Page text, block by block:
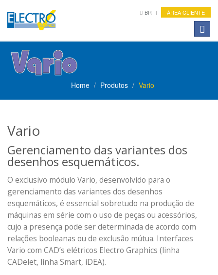
BR ÁREA CLIENTE
Home Produtos Vario
Vario
Gerenciamento das variantes dos
desenhos esquemáticos.
O exclusivo módulo Vario, desenvolvido para o
gerenciamento das variantes dos desenhos
esquemáticos, é essencial sobretudo na produção de
máquinas em série com o uso de peças ou acessórios,
cujo a presença pode ser determinada de acordo com
relações booleanas ou de exclusão mútua. Interfaces
Vario com CAD’s elétricos Electro Graphics (linha
CADelet, linha Smart, iDEA).